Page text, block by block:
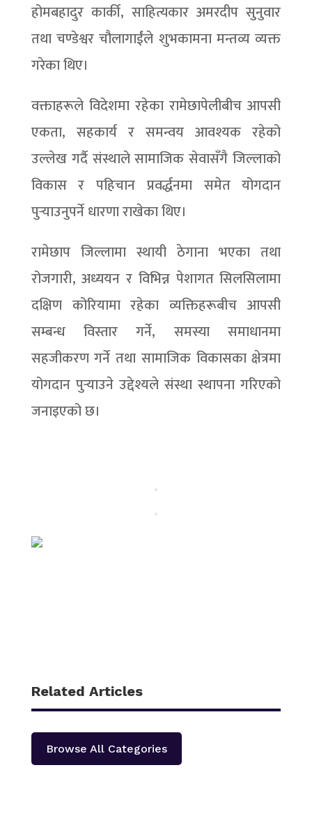
होमबहादुर कार्की, साहित्यकार अमरदीप सुनुवार
तथा चण्डेश्वर चौलागाईंले शुभकामना मन्तव्य व्यक्त
गरेका थिए।
वक्ताहरूले विदेशमा रहेका रामेछापेलीबीच आपसी
एकता, सहकार्य र समन्वय आवश्यक रहेको
उल्लेख गर्दै संस्थाले सामाजिक सेवासँगै जिल्लाको
विकास र पहिचान प्रवर्द्धनमा समेत योगदान
पुर्‍याउनुपर्ने धारणा राखेका थिए।
रामेछाप जिल्लामा स्थायी ठेगाना भएका तथा
रोजगारी, अध्ययन र विभिन्न पेशागत सिलसिलामा
दक्षिण कोरियामा रहेका व्यक्तिहरूबीच आपसी
सम्बन्ध विस्तार गर्ने, समस्या समाधानमा
सहजीकरण गर्ने तथा सामाजिक विकासका क्षेत्रमा
योगदान पुर्‍याउने उद्देश्यले संस्था स्थापना गरिएको
जनाइएको छ।
Related Articles
Browse All Categories